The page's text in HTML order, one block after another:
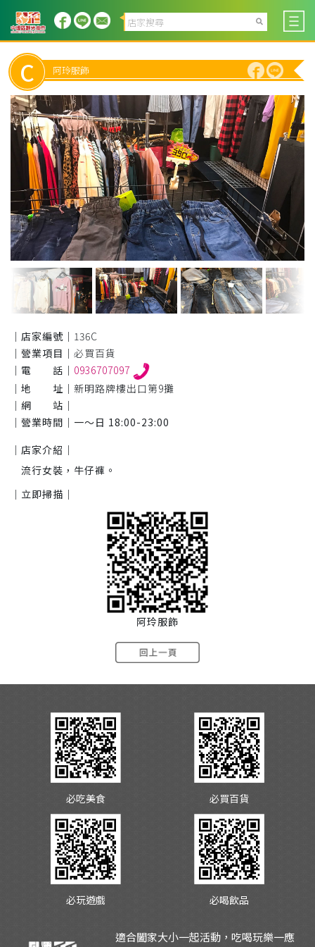
C 阿玲服飾
｜店家編號｜ 136C
｜營業項目｜ 必買百貨
｜電 話｜ 0936707097
｜地 址｜ 新明路牌樓出口第9攤
｜網 站｜
｜營業時間｜ 一～日 18:00-23:00
｜店家介紹｜
流行女裝，牛仔褲。
｜立即掃描｜
阿玲服飾
必吃美食 必買百貨
必玩遊戲 必喝飲品
適合闔家大小一起活動，吃喝玩樂一應